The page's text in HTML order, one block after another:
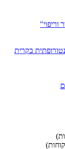
נטורופתית בקרית